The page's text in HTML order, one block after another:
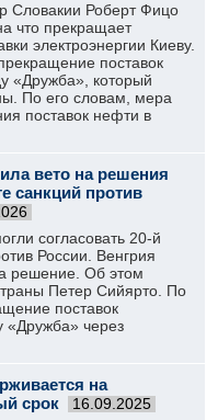
Словакии Роберт Фицо
что прекращает
электроэнергии Киеву.
поставок
«Дружба», который
По его словам, мера
поставок нефти в
вето на решения
санкций против
согласовать 20-й
России. Венгрия
решение. Об этом
Петер Сийярто. По
поставок
«Дружба» через
на
срок
16.09.2025